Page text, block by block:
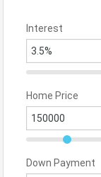
Interest
Home Price
Down Payment